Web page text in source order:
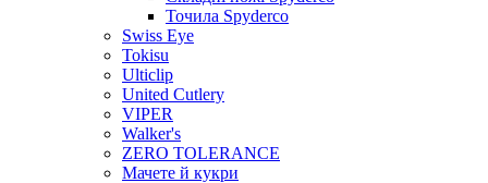
Точила Spyderco
Swiss Eye
Tokisu
Ulticlip
United Cutlery
VIPER
Walker's
ZERO TOLERANCE
Мачете й кукри